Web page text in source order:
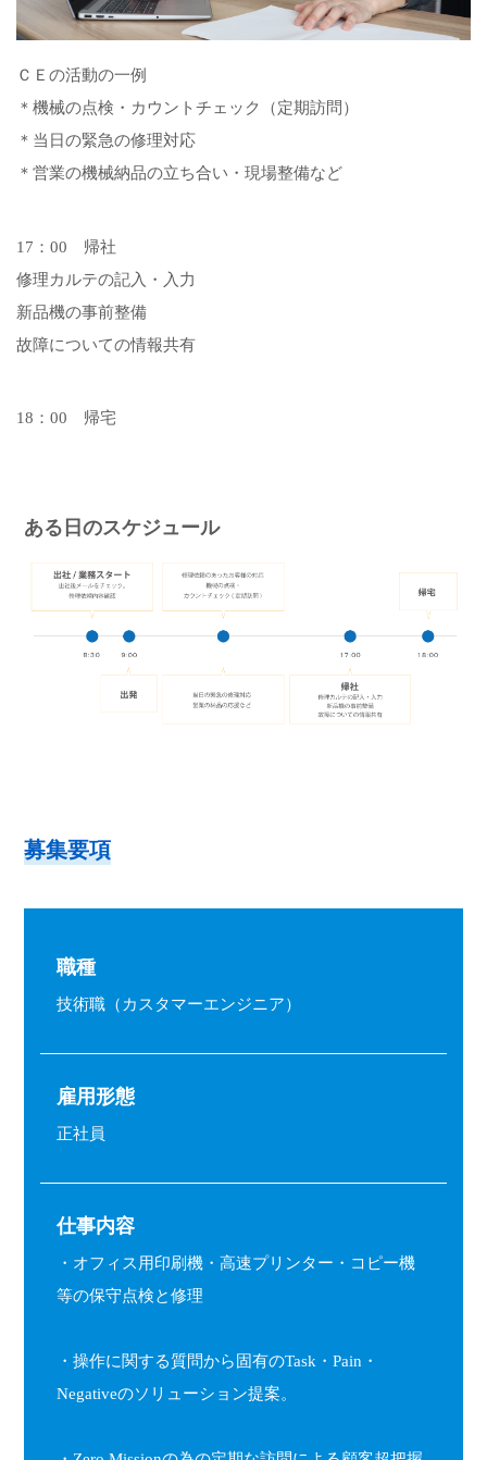
ＣＥの活動の一例
＊機械の点検・カウントチェック（定期訪問）
＊当日の緊急の修理対応
＊営業の機械納品の立ち合い・現場整備など
17：00 帰社
修理カルテの記入・入力
新品機の事前整備
故障についての情報共有
18：00 帰宅
ある日のスケジュール
募集要項
職種
技術職（カスタマーエンジニア）
雇用形態
正社員
仕事内容
・オフィス用印刷機・高速プリンター・コピー機
等の保守点検と修理
・操作に関する質問から固有のTask・Pain・
Negativeのソリューション提案。